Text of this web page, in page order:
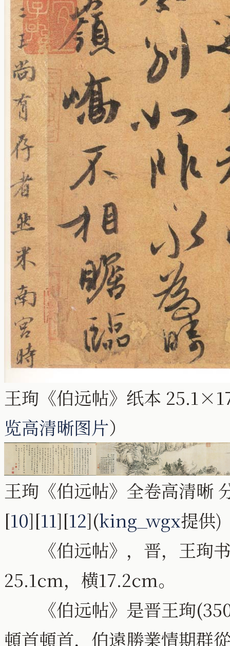
王珣《伯远帖》纸本
览高清晰图片）
王珣《伯远帖》全卷高清晰
[10][11][12](king_wgx提供)
《伯远帖》，晋，王珣书
25.1cm，横17.2cm。
《伯远帖》是晋王珣
頓首頓首，伯遠勝業情期群